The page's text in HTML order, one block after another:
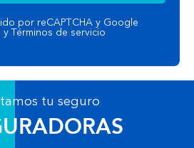
por reCAPTCHA y Google
y Términos de servicio
tu seguro